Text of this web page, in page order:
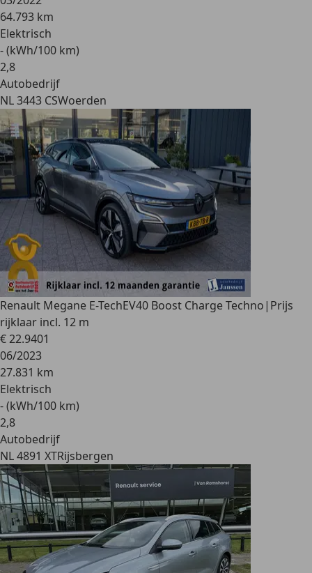
64.793 km
Elektrisch
- (kWh/100 km)
2,8
Autobedrijf
NL 3443 CSWoerden
Renault Megane E-TechEV40 Boost Charge Techno|Prijs
rijklaar incl. 12 m
€ 22.9401
06/2023
27.831 km
Elektrisch
- (kWh/100 km)
2,8
Autobedrijf
NL 4891 XTRijsbergen